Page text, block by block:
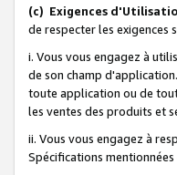
(c) Exigences
de respecter les exigences
i. Vous vous engagez à
de son champ
toute application ou de
les ventes des produits et
ii. Vous vous engagez à
Spécifications